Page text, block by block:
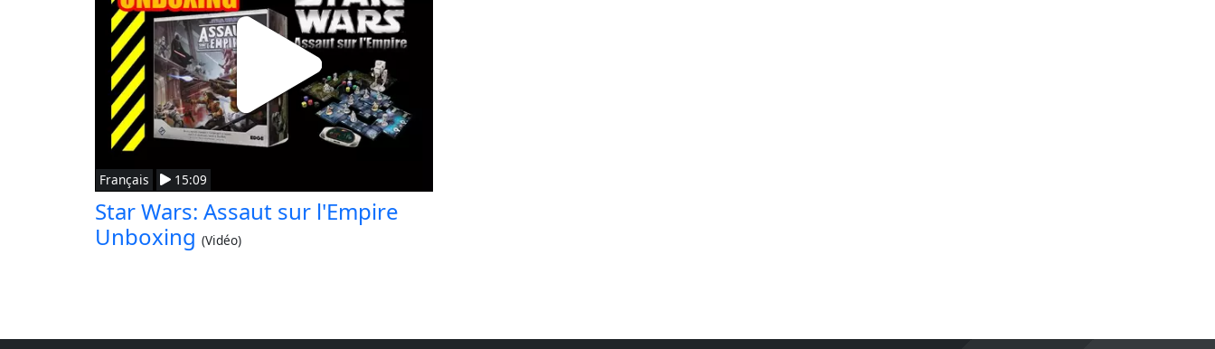
Français 15:09
Star Wars: Assaut sur l'Empire
Unboxing (Vidéo)